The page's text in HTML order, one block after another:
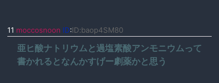
11 moccosnoon ID:ID:baop4SM80
亜ヒ酸ナトリウムと過塩素酸アンモニウムって
書かれるとなんかすげー劇薬かと思う